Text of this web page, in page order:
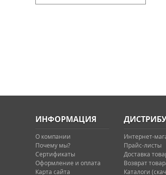
ИНФОРМАЦИЯ
О компании
Почему мы?
Сертификаты
Оформление и оплата
Карта сайта
Интернет-
Прайс-листы
Доставка
Возврат
Каталоги